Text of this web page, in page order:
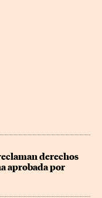
derechos
aprobada por